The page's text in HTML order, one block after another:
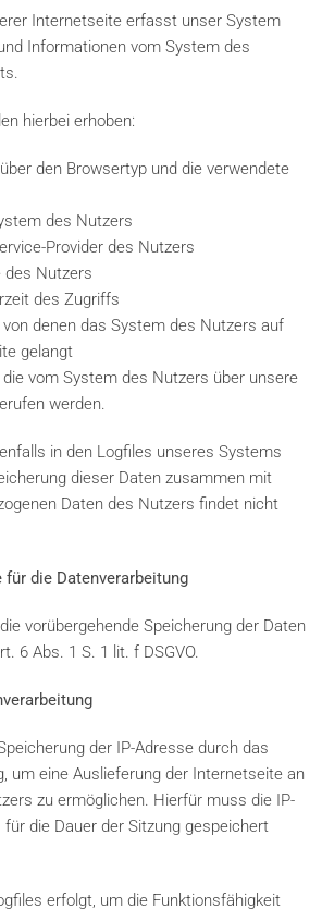
Internetseite erfasst unser System
Informationen vom System des
hierbei erhoben:
den Browsertyp und die verwendete
des Nutzers
Provider des Nutzers
des Nutzers
des Zugriffs
denen das System des Nutzers auf
gelangt
vom System des Nutzers über unsere
werden.
in den Logfiles unseres Systems
dieser Daten zusammen mit
Daten des Nutzers findet nicht
für die Datenverarbeitung
vorübergehende Speicherung der Daten
6 Abs. 1 S. 1 lit. f DSGVO.
der IP-Adresse durch das
um eine Auslieferung der Internetseite an
zu ermöglichen. Hierfür muss die IP-
die Dauer der Sitzung gespeichert
erfolgt, um die Funktionsfähigkeit